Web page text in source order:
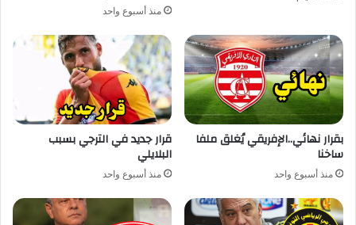
منذ أسبوع واحد
بقرار نهائي..الإفريقي يُغلق ملفا
ساخنا
منذ أسبوع واحد
قرار جديد في الترجي بسبب
البلايلي
منذ أسبوع واحد